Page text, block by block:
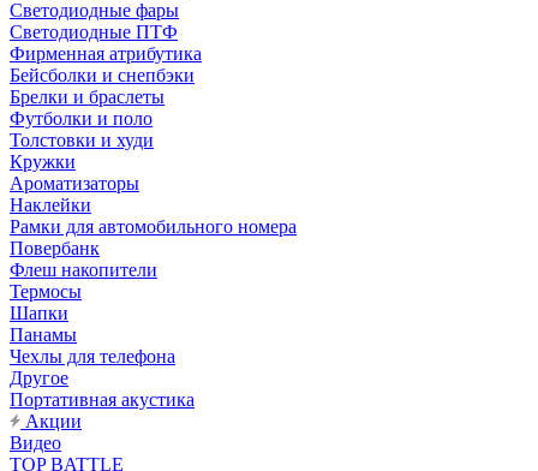
Светодиодные фары
Светодиодные ПТФ
Фирменная атрибутика
Бейсболки и снепбэки
Брелки и браслеты
Футболки и поло
Толстовки и худи
Кружки
Ароматизаторы
Наклейки
Рамки для автомобильного номера
Повербанк
Флеш накопители
Термосы
Шапки
Панамы
Чехлы для телефона
Другое
Портативная акустика
Акции
Видео
TOP BATTLE